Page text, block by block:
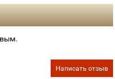
Написать отзыв